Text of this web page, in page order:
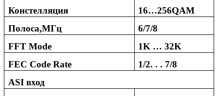
Констелляция
16…256QAM
Полоса,МГц
6/7/8
FFT Mode
1K … 32K
FEC Code Rate
1/2. . . 7/8
ASI вход